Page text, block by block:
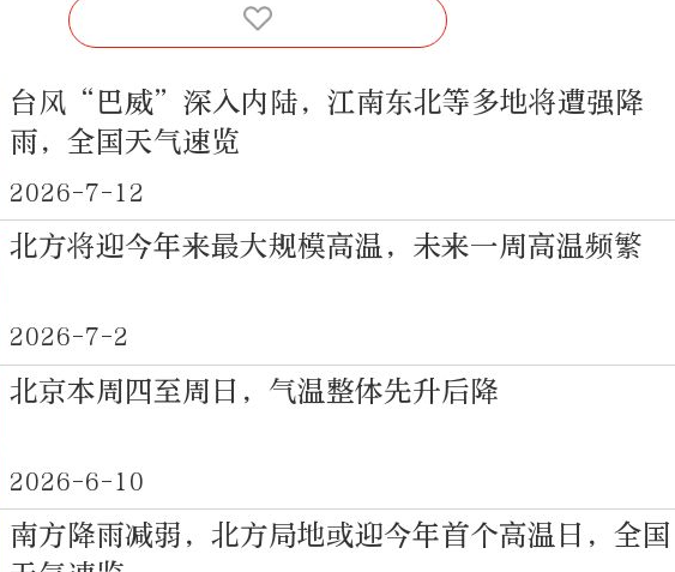
台风“巴威”深入内陆，江南东北等多地将遭强降
雨，全国天气速览
2026-7-12
北方将迎今年来最大规模高温，未来一周高温频繁
2026-7-2
北京本周四至周日，气温整体先升后降
2026-6-10
南方降雨减弱，北方局地或迎今年首个高温日，全国